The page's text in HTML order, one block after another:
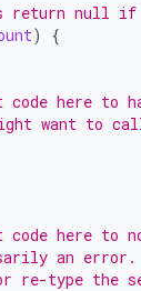
return null if
)
{
code here to
want to
code here to
an
re-type the